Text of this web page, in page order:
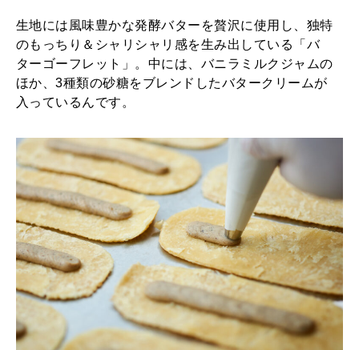
2025年12月号「お酒の新常識。」
生地には風味豊かな発酵バターを贅沢に使用し、独特
のもっちり＆シャリシャリ感を生み出している「バ
ターゴーフレット」。中には、バニラミルクジャムの
ほか、3種類の砂糖をブレンドしたバタークリームが
入っているんです。